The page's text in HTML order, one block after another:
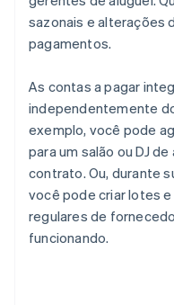
sazonais e alterações
pagamentos.
As contas a pagar
independentemente
exemplo, você pode
para um salão ou DJ
contrato. Ou, durante
você pode criar lotes
regulares de
funcionando.